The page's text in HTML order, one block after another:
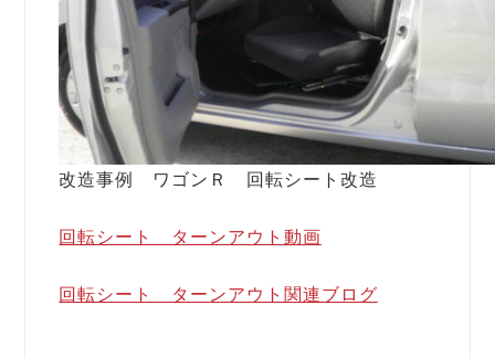
改造事例 ワゴンＲ 回転シート改造
回転シート ターンアウト動画
回転シート ターンアウト関連ブログ